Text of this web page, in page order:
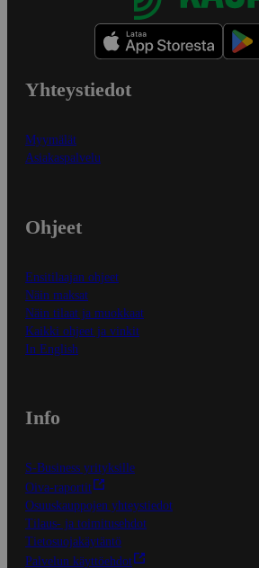
Yhteystiedot
Myymälät
Asiakaspalvelu
Ohjeet
Ensitilaajan ohjeet
Näin maksat
Näin tilaat ja muokkaat
Kaikki ohjeet ja vinkit
In English
Info
S-Business yrityksille
Oiva-raportit
Osuuskauppojen yhteystiedot
Tilaus- ja toimitusehdot
Tietosuojakäytäntö
Palvelun käyttöehdot